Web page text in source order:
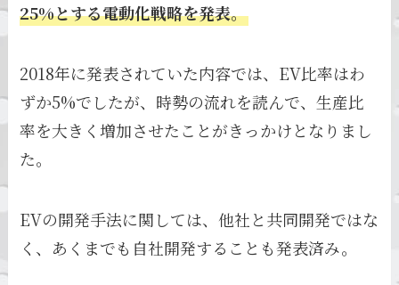
25%とする電動化戦略を発表。
2018年に発表されていた内容では、EV比率はわ
ずか5%でしたが、時勢の流れを読んで、生産比
率を大きく増加させたことがきっかけとなりまし
た。
EVの開発手法に関しては、他社と共同開発ではな
く、あくまでも自社開発することも発表済み。